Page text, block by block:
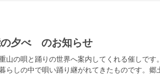
夕べ のお知らせ
山の唄と踊りの世界へ案内してくれる催しです
らしの中で唄い踊り継がれてきたものです。